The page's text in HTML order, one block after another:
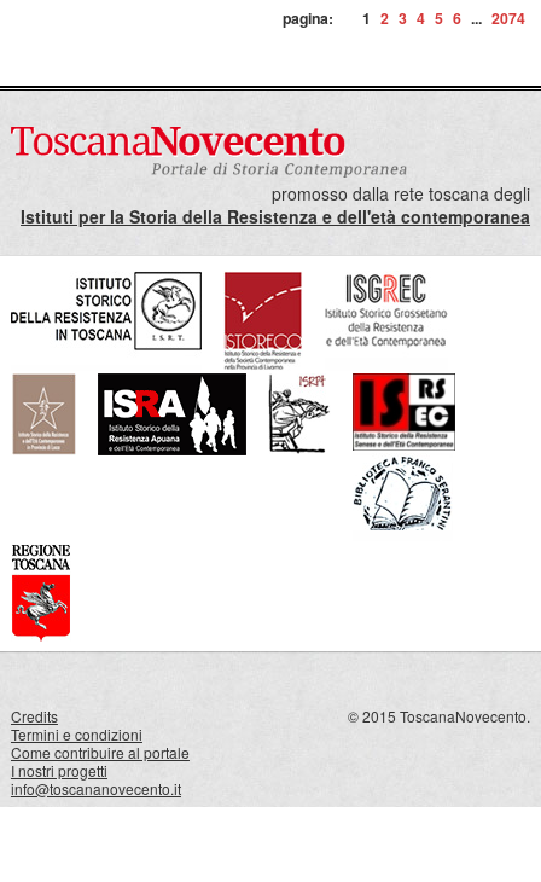
pagina: 1 2 3 4 5 6 ... 2074
promosso dalla rete toscana degli
Istituti per la Storia della Resistenza e dell'età contemporanea
Credits
Termini e condizioni
Come contribuire al portale
I nostri progetti
info@toscananovecento.it
© 2015 ToscanaNovecento.